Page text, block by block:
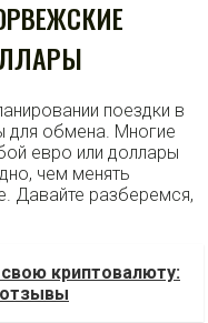
поездки в
для обмена. Многие
евро или доллары
чем менять
Давайте разберемся,
криптовалюту:
отзывы